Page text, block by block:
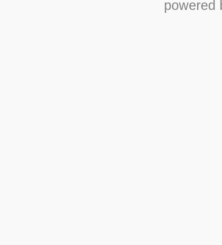
powered